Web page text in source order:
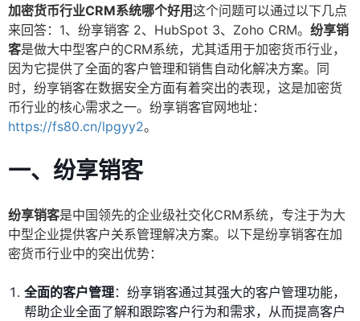
加密货币行业CRM系统哪个好用这个问题可以通过以下几点
来回答：1、纷享销客 2、HubSpot 3、Zoho CRM。 纷享销
客是做大中型客户的CRM系统，尤其适用于加密货币行业，
因为它提供了全面的客户管理和销售自动化解决方案。同
时，纷享销客在数据安全方面有着突出的表现，这是加密货
币行业的核心需求之一。纷享销客官网地址：
https://fs80.cn/lpgyy2。
一、纷享销客
纷享销客是中国领先的企业级社交化CRM系统，专注于为大
中型企业提供客户关系管理解决方案。以下是纷享销客在加
密货币行业中的突出优势：
全面的客户管理：纷享销客通过其强大的客户管理功能，
帮助企业全面了解和跟踪客户行为和需求，从而提高客户